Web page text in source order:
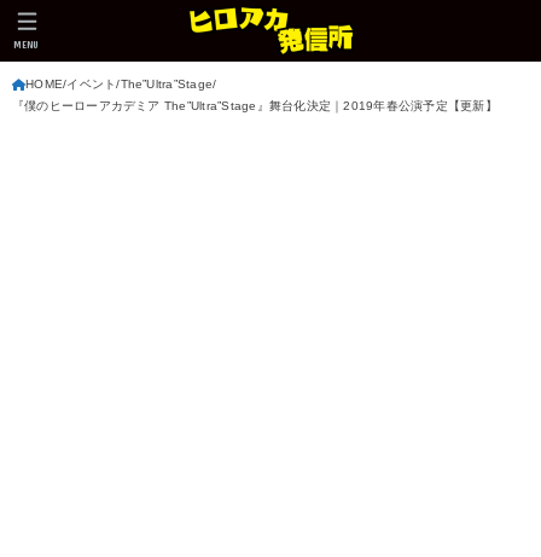
MENU
HOME イベント The”Ultra”Stage
『僕のヒーローアカデミア The”Ultra”Stage』舞台化決定｜2019年春公演予定【更新】